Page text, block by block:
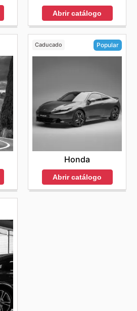
Abrir catálogo
Caducado Popular
Honda
Abrir catálogo